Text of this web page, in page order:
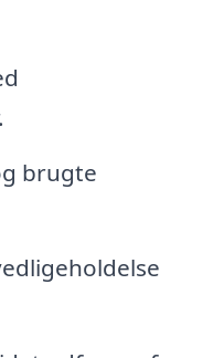
brugte